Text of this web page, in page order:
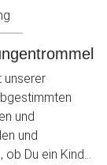
unserer
und
und
Du ein Kind